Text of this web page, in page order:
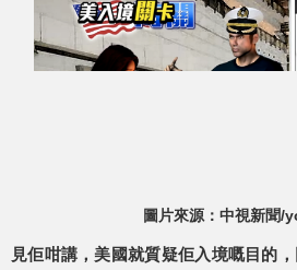
圖片來源：中視新聞/
見佢咁講，美國就質疑佢入境嘅目的